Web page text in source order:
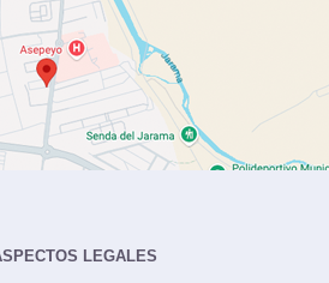
LEGALES